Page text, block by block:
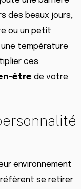
des beaux jours,
ou un petit
température
ces
être de votre
environnement
se retirer